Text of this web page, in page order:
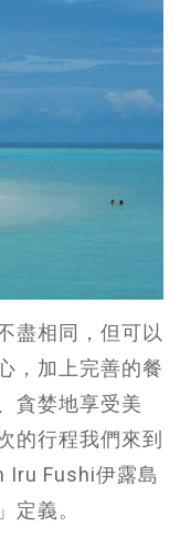
盡相同，但可以
，加上完善的餐
貪婪地享受美
的行程我們來到
Iru Fushi伊露島
定義。